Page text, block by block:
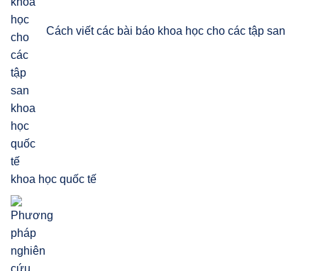
Cách viết các bài báo khoa học cho các tập san
khoa học quốc tế